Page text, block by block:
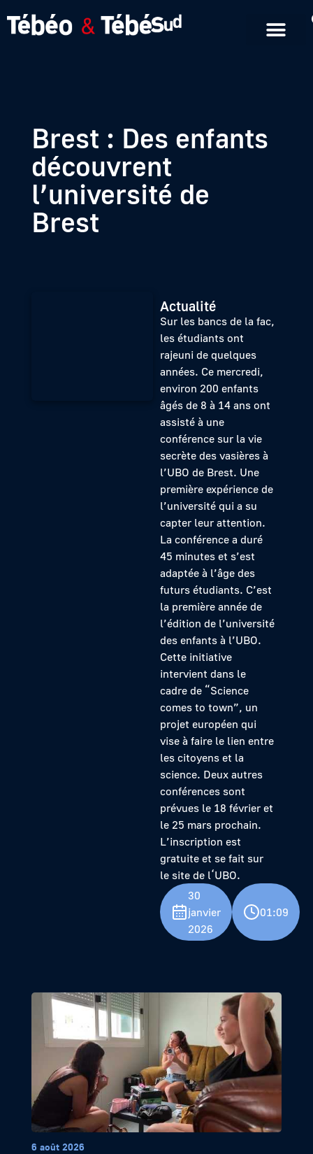
Brest : Des enfants
découvrent
l’université de
Brest
Actualité
Sur les bancs de la fac,
les étudiants ont
rajeuni de quelques
années. Ce mercredi,
environ 200 enfants
âgés de 8 à 14 ans ont
assisté à une
conférence sur la vie
secrète des vasières à
l’UBO de Brest. Une
première expérience de
l’université qui a su
capter leur attention.
La conférence a duré
45 minutes et s’est
adaptée à l’âge des
futurs étudiants. C’est
la première année de
l’édition de l’université
des enfants à l’UBO.
Cette initiative
intervient dans le
cadre de “Science
comes to town”, un
projet européen qui
vise à faire le lien entre
les citoyens et la
science. Deux autres
conférences sont
prévues le 18 février et
le 25 mars prochain.
L’inscription est
gratuite et se fait sur
le site de l‘UBO.
30
janvier
2026
01:09
6 août 2026